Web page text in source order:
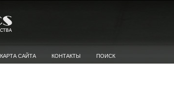
КАРТА САЙТА КОНТАКТЫ ПОИСК